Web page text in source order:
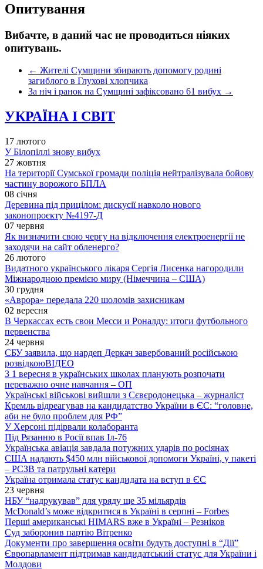
Опитування
Вибачте, в даний час не проводиться ніяких
опитувань.
← Жителі Сумщини збирають допомогу родині
загиблого в Глухові хлопчика
За ніч і ранок на Сумщині зафіксовано 61 вибух →
УКРАЇНА І СВІТ
17 лютого
У Білопіллі знову вибух
27 жовтня
На території Сумської громади поліція нейтралізувала бойову
частину ворожого БПЛА
08 січня
Деревина під прицілом: дискусії навколо нового
законопроєкту №4197-Д
07 червня
Як визначити свою чергу на відключення електроенергії не
заходячи на сайт обленерго?
26 лютого
Видатного українського лікаря Сергія Лисенка нагородили
Міжнародною премією миру (Німеччина – США)
30 грудня
«Аврора» передала 220 шоломів захисникам
02 вересня
В Черкассах есть свои Месси и Роналду: итоги футбольного
первенства
24 червня
СБУ заявила, що нардеп Деркач завербований російською
розвідкоюВІДЕО
З 1 вересня в українських школах планують розпочати
переважно очне навчання – ОП
Українські військові вийшли з Сєвєродонецька – журналіст
Кремль відреагував на кандидатство України в ЄС: “головне,
аби не було проблем для РФ”
У Херсоні підірвали колаборанта
Під Рязанню в Росії впав Іл-76
Українська авіація завдала потужних ударів по росіянах
США надають $450 млн військової допомоги Україні, у пакеті
– РСЗВ та патрульні катери
Україна отримала статус кандидата на вступ в ЄС
23 червня
НБУ “надрукував” для уряду ще 35 мільярдів
McDonald’s може відкритися в Україні в серпні – Forbes
Перші американські HIMARS вже в Україні – Резніков
Суд заборонив партію Вітренко
Документи про завершення освіти будуть доступні в “Дії”
Європарламент підтримав кандидатський статус для України і
Молдови